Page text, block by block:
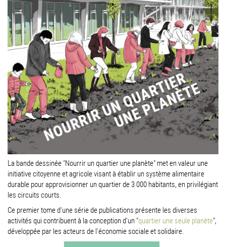
La bande dessinée "Nourrir un quartier une planète" met en valeur une
initiative citoyenne et agricole visant à établir un système alimentaire
durable pour approvisionner un quartier de 3 000 habitants, en privilégiant
les circuits courts.
Ce premier tome d'une série de publications présente les diverses
activités qui contribuent à la conception d'un "quartier une seule planète",
développée par les acteurs de l'économie sociale et solidaire.